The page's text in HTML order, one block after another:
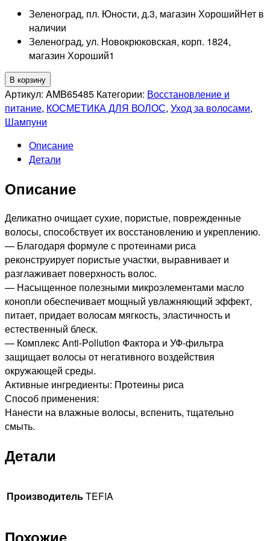
Зеленоград, пл. Юности, д.3, магазин ХорошийНет в
наличии
Зеленоград, ул. Новокрюковская, корп. 1824,
магазин Хороший1
Количество
товара
TEFIA
PROFESSIONNEL
REVIVAL
Шампунь
поврежденных
950мл
В корзину
Артикул: AMB65485 Категории: Восстановление и
питание, КОСМЕТИКА ДЛЯ ВОЛОС, Уход за волосами,
Шампуни
Описание
Детали
Описание
Деликатно очищает сухие, пористые, поврежденные
волосы, способствует их восстановлению и укреплению.
— Благодаря формуле с протеинами риса
реконструирует пористые участки, выравнивает и
разглаживает поверхность волос.
— Насыщенное полезными микроэлементами масло
конопли обеспечивает мощный увлажняющий эффект,
питает, придает волосам мягкость, эластичность и
естественный блеск.
— Комплекс Anti-Pollution Фактора и УФ-фильтра
защищает волосы от негативного воздействия
окружающей среды.
Активные ингредиенты: Протеины риса
Способ применения:
Нанести на влажные волосы, вспенить, тщательно
смыть.
Детали
ПроизводительTEFIA
Похожие